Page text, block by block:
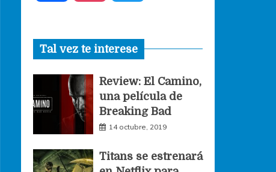
c
e
b
o
s
t
a
g
i
t
t
Tal vez te interese
Review: El Camino,
una película de
Breaking Bad
14 octubre, 2019
Titans se estrenará